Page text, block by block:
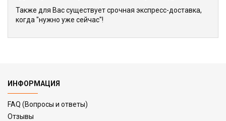
Также для Вас существует срочная экспресс-доставка,
когда "нужно уже сейчас"!
ИНФОРМАЦИЯ
FAQ (Вопросы и ответы)
Отзывы